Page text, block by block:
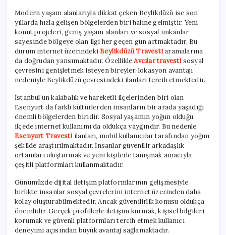
Modern yaşam alanlarıyla dikkat çeken Beylikdüzü ise son
yıllarda hızla gelişen bölgelerden biri haline gelmiştir. Yeni
konut projeleri, geniş yaşam alanları ve sosyal imkanlar
sayesinde bölgeye olan ilgi her geçen gün artmaktadır. Bu
durum internet üzerindekiBeylikdüzü Travestiaramalarına
da doğrudan yansımaktadır. ÖzellikleAvcılar travestisosyal
çevresini genişletmek isteyen bireyler, lokasyon avantajı
nedeniyle Beylikdüzü çevresindeki ilanları tercih etmektedir.
İstanbul’un kalabalık ve hareketli ilçelerinden biri olan
Esenyurt da farklı kültürlerden insanların bir arada yaşadığı
önemli bölgelerden biridir. Sosyal yaşamın yoğun olduğu
ilçede internet kullanımı da oldukça yaygındır. Bu nedenle
Esenyurt Travestiilanları, mobil kullanıcılar tarafından yoğun
şekilde araştırılmaktadır. İnsanlar güvenilir arkadaşlık
ortamları oluşturmak ve yeni kişilerle tanışmak amacıyla
çeşitli platformları kullanmaktadır.
Günümüzde dijital iletişim platformlarının gelişmesiyle
birlikte insanlar sosyal çevrelerini internet üzerinden daha
kolay oluşturabilmektedir. Ancak güvenilirlik konusu oldukça
önemlidir. Gerçek profillerle iletişim kurmak, kişisel bilgileri
korumak ve güvenli platformları tercih etmek kullanıcı
deneyimi açısından büyük avantaj sağlamaktadır.